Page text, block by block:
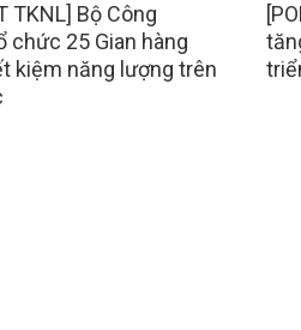
TKNL] Bộ Công
chức 25 Gian hàng
kiệm năng lượng trên